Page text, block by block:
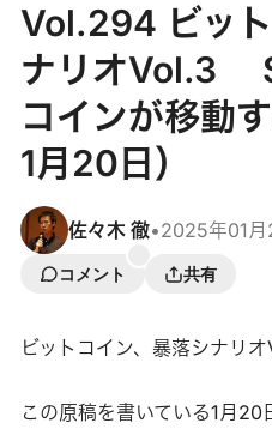
Vol.294 ビッ
ナリオVol.3
コインが移動
1月20日）
佐々木 徹•2025年01月
コメント 共有
ビットコイン、暴落シナリ
この原稿を書いている1月